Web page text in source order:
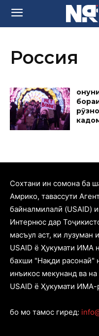
Россия
Cохтани ин сомона ба
Амрико, тавассути
байналмилалӣ (USAID)
Интернюс дар
масъул аст, ки лузуман
USAID ё Ҳукумати ИМА
бахши "Нақди расонаӣ"
инъикос мекунанд ва
USAID ё Ҳукумати ИМА-
бо мо тамос гиред: